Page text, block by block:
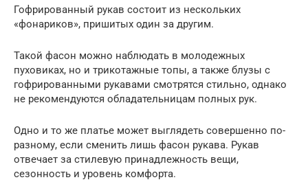
Гофрированный рукав состоит из нескольких
«фонариков», пришитых один за другим.
Такой фасон можно наблюдать в молодежных
пуховиках, но и трикотажные топы, а также блузы с
гофрированными рукавами смотрятся стильно, однако
не рекомендуются обладательницам полных рук.
Одно и то же платье может выглядеть совершенно по-
разному, если сменить лишь фасон рукава. Рукав
отвечает за стилевую принадлежность вещи,
сезонность и уровень комфорта.